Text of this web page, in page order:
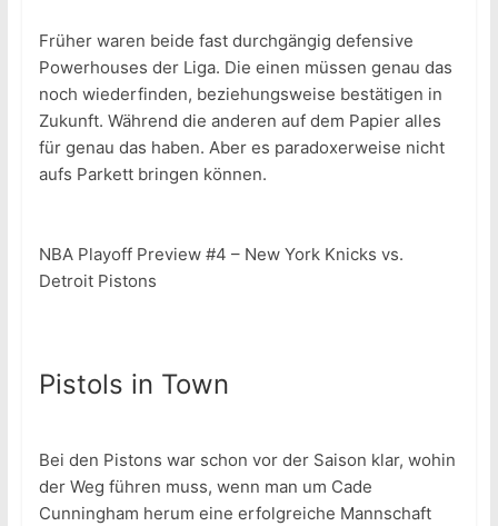
Früher waren beide fast durchgängig defensive
Powerhouses der Liga. Die einen müssen genau das
noch wiederfinden, beziehungsweise bestätigen in
Zukunft. Während die anderen auf dem Papier alles
für genau das haben. Aber es paradoxerweise nicht
aufs Parkett bringen können.
NBA Playoff Preview #4 – New York Knicks vs.
Detroit Pistons
Pistols in Town
Bei den Pistons war schon vor der Saison klar, wohin
der Weg führen muss, wenn man um Cade
Cunningham herum eine erfolgreiche Mannschaft